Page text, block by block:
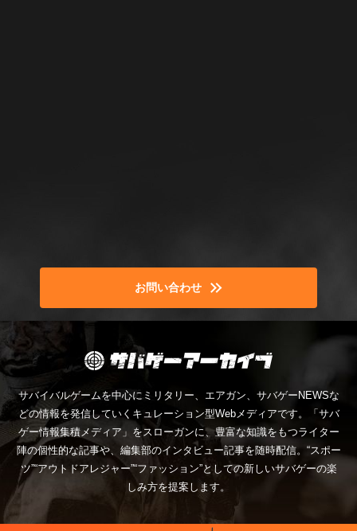
お問い合わせ
サバイバルゲームを中心にミリタリー、エアガン、サバゲーNEWSな
どの情報を発信していくキュレーション型Webメディアです。「サバ
ゲー情報集積メディア」をスローガンに、豊富な知識をもつライター
陣の個性的な記事や、編集部のインタビュー記事を随時配信。“スポー
ツ”“アウトドアレジャー”“ファッション”としての新しいサバゲーの楽
しみ方を提案します。